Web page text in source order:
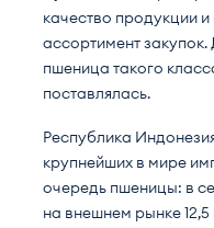
качество продукции и
ассортимент
пшеница такого
поставлялась.
Республика
крупнейших в мире
очередь пшеницы: в
на внешнем рынке 12,5